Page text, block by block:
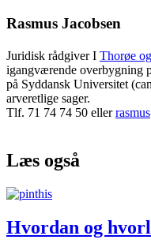
Rasmus Jacobsen
Juridisk rådgiver I Thorøe
igangværende overbygning
på Syddansk Universitet
arveretlige sager.
Tlf. 71 74 74 50 eller
Læs også
Hvordan og